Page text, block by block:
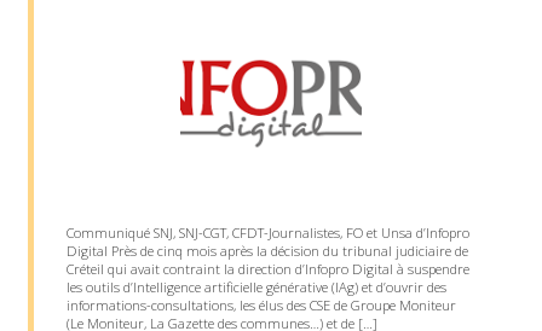
Communiqué SNJ, SNJ-CGT, CFDT-Journalistes, FO et Unsa d’Infopro
Digital Près de cinq mois après la décision du tribunal judiciaire de
Créteil qui avait contraint la direction d’Infopro Digital à suspendre
les outils d’Intelligence artificielle générative (IAg) et d’ouvrir des
informations-consultations, les élus des CSE de Groupe Moniteur
(Le Moniteur, La Gazette des communes…) et de […]